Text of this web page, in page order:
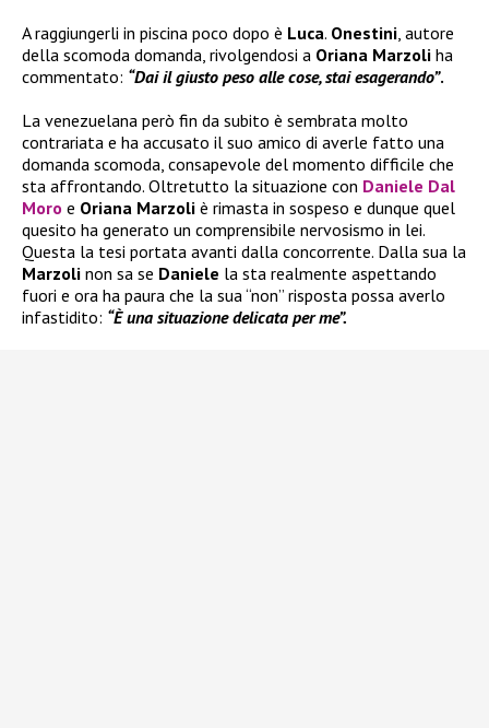
A raggiungerli in piscina poco dopo è Luca. Onestini, autore
della scomoda domanda, rivolgendosi a Oriana Marzoli ha
commentato: “Dai il giusto peso alle cose, stai esagerando”.
La venezuelana però fin da subito è sembrata molto
contrariata e ha accusato il suo amico di averle fatto una
domanda scomoda, consapevole del momento difficile che
sta affrontando. Oltretutto la situazione con Daniele Dal
Moro e Oriana Marzoli è rimasta in sospeso e dunque quel
quesito ha generato un comprensibile nervosismo in lei.
Questa la tesi portata avanti dalla concorrente. Dalla sua la
Marzoli non sa se Daniele la sta realmente aspettando
fuori e ora ha paura che la sua “non” risposta possa averlo
infastidito: “È una situazione delicata per me”.